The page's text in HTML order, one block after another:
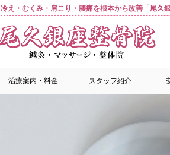
冷え・むくみ・肩こり・腰痛を根本から改善「尾久
治療案内・料金 スタッフ紹介